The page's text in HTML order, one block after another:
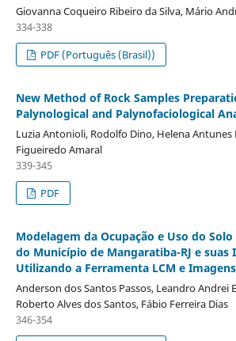
Giovanna Coqueiro Ribeiro da Silva, Mário
334-338
PDF (Português (Brasil))
New Method of Rock Samples
Palynological and Palynofaciological
Luzia Antonioli, Rodolfo Dino, Helena Antunes
Figueiredo Amaral
339-345
PDF
Modelagem da Ocupação e Uso do
do Município de Mangaratiba-RJ e suas
Utilizando a Ferramenta LCM e
Anderson dos Santos Passos, Leandro Andrei
Roberto Alves dos Santos, Fábio Ferreira Dias
346-354